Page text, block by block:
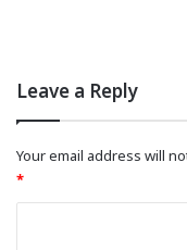
Leave a Reply
Your email address will
*